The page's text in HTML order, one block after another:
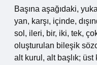
Başına aşağıdaki,
yan, karşı, içinde,
sol, ileri, bir, iki, tek,
oluşturulan bileşik
alt kurul, alt başlık; üst